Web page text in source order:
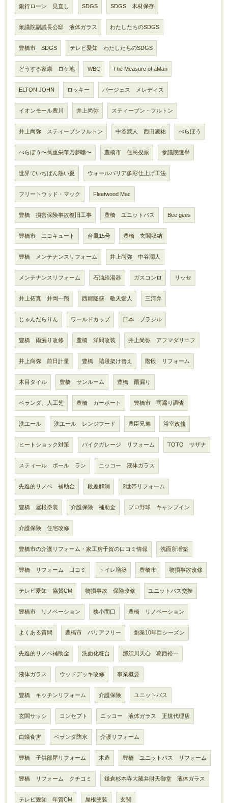
銀行ローン 見直し SDGS SDGS 木材保存
衆議院副議長公邸 液体ガラス わたしたちのSDGS
豊橋市 SDGS テレビ愛知 わたしたちのSDGS
どうする家康 ロケ地 WBC The Measure of aMan
ELTON JOHN ロッキー バージェス メレディス
イオンモール豊川 井上尚弥 スティーブン・フルトン
井上尚弥 スティーブンフルトン 中谷潤人 西田凌祐 べらぼう
べらぼう〜蔦重栄華乃夢噺〜 豊橋市 住民投票 参議院選挙
世界でいちばん熱い夏 ウォールバリア多彩仕上げ工法
フリートウッド・マック Fleetwood Mac
豊橋 損害保険事故復旧工事 豊橋 ユニットバス Bee gees
豊橋市 エコキュート 台風15号 豊橋 玄関収納
豊橋 メンテナンスリフォーム 井上尚弥 中谷潤人
メンテナンスリフォーム 石油給湯器 ガスコンロ リッセ
井上拓真 井岡一翔 西郷隆盛 敬天愛人 三河弁
じゃんだらりん ワールドカップ 日本 ブラジル
豊橋 雨漏り改修 豊橋 洋間改装 井上尚弥 アフマダリエフ
井上尚弥 前日計量 豊橋 階段架け替え 階段 リフォーム
木目タイル 豊橋 サンルーム 豊橋 雨漏り
ベランダ、人工芝 豊橋 カーポート 豊橋市 雨漏り調査
洗エール 洗エール レンジフード 豊臣兄弟 浴室改修
ヒートショック対策 バイクガレージ リフォーム TOTO サザナ
スティール ボール ラン ニッコー 液体ガラス
先進的リノベ 補助金 段差解消 2世帯リフォーム
豊橋 屋根塗装 介護保険 補助金 プロ野球 キャンプイン
介護保険 住宅改修
豊橋市の介護リフォーム・家工房千賀の口コミ情報 洗面所増築
豊橋 リフォーム 口コミ トイレ増築 豊橋市 物損事故改修
テレビ愛知 協賛CM 物損事故 保険改修 ユニットバス交換
豊橋市 リノベーション 狭小間口 豊橋 リノベーション
よくある質問 豊橋市 バリアフリー 創業10年目シーズン
先進的リノベ補助金 洗面化粧台 那須川天心 葛西裕一
液体ガラス ウッドデッキ改修 事業概要
豊橋 キッチンリフォーム 介護保険 ユニットバス
玄関サッシ コンセプト ニッコー 液体ガラス 正規代理店
白蟻食害 ベランダ防水 介護リフォーム
豊橋 子供部屋リフォーム 木造 豊橋 ユニットバス リフォーム
豊橋 リフォーム クチコミ 鎌倉杉本寺大藏弁財天御堂 液体ガラス
テレビ愛知 年賀CM 屋根塗装 玄関